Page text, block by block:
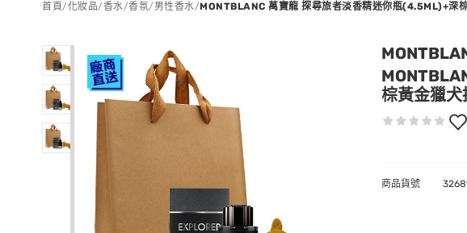
首頁/化妝品/香水/香氛/ 男性香水/MONTBLANC 萬寶龍 探尋旅者淡香精迷你瓶(4.5ML)+深
棕黃金獵
商品貨號